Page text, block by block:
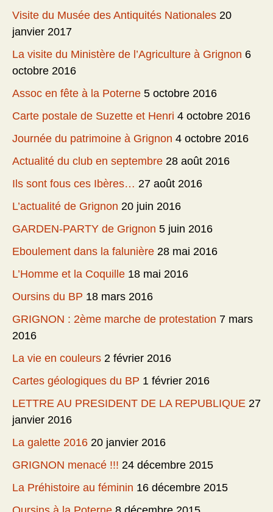
Visite du Musée des Antiquités Nationales 20
janvier 2017
La visite du Ministère de l’Agriculture à Grignon 6
octobre 2016
Assoc en fête à la Poterne 5 octobre 2016
Carte postale de Suzette et Henri 4 octobre 2016
Journée du patrimoine à Grignon 4 octobre 2016
Actualité du club en septembre 28 août 2016
Ils sont fous ces Ibères… 27 août 2016
L’actualité de Grignon 20 juin 2016
GARDEN-PARTY de Grignon 5 juin 2016
Eboulement dans la falunière 28 mai 2016
L’Homme et la Coquille 18 mai 2016
Oursins du BP 18 mars 2016
GRIGNON : 2ème marche de protestation 7 mars
2016
La vie en couleurs 2 février 2016
Cartes géologiques du BP 1 février 2016
LETTRE AU PRESIDENT DE LA REPUBLIQUE 27
janvier 2016
La galette 2016 20 janvier 2016
GRIGNON menacé !!! 24 décembre 2015
La Préhistoire au féminin 16 décembre 2015